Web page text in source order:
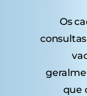
Os
que